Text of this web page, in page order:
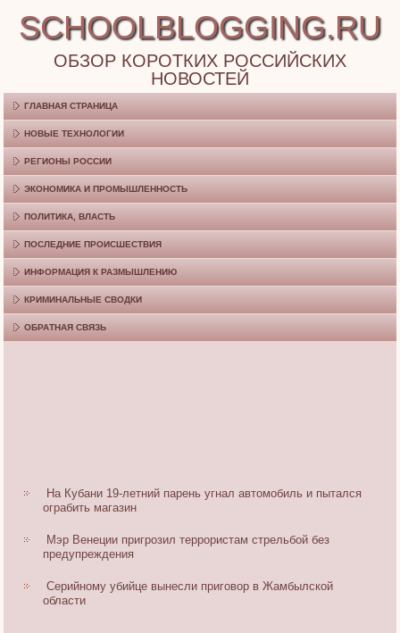
SCHOOLBLOGGING.RU
ОБЗОР КОРОТКИХ РОССИЙСКИХ
НОВОСТЕЙ
ГЛАВНАЯ СТРАНИЦА
НОВЫЕ ТЕХНОЛОГИИ
РЕГИОНЫ РОССИИ
ЭКОНОМИКА И ПРОМЫШЛЕННОСТЬ
ПОЛИТИКА, ВЛАСТЬ
ПОСЛЕДНИЕ ПРОИСШЕСТВИЯ
ИНФОРМАЦИЯ К РАЗМЫШЛЕНИЮ
КРИМИНАЛЬНЫЕ СВОДКИ
ОБРАТНАЯ СВЯЗЬ
На Кубани 19-летний парень угнал автомобиль и пытался
ограбить магазин
Мэр Венеции пригрозил террористам стрельбой без
предупреждения
Cерийному убийце вынесли приговор в Жамбылской
области